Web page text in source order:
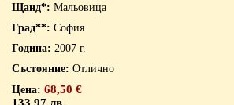
Мальовица
София
2007 г.
Отлично
68,50 €